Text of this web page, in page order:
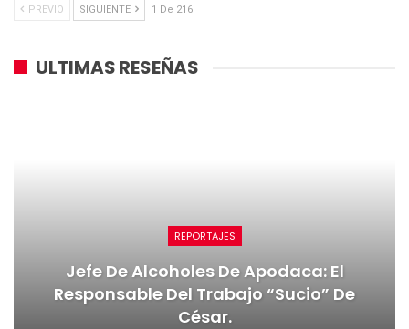
PREVIO SIGUIENTE 1 De 216
ULTIMAS RESEÑAS
REPORTAJES
Jefe De Alcoholes De Apodaca: El
Responsable Del Trabajo “sucio” De
César.